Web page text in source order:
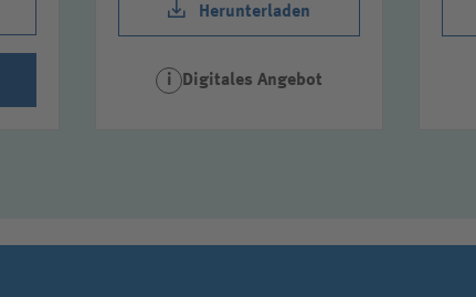
Herunterladen
i Digitales Angebot